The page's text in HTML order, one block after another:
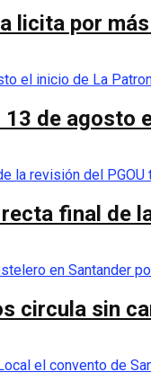
licita por
de agosto
final de
circula sin